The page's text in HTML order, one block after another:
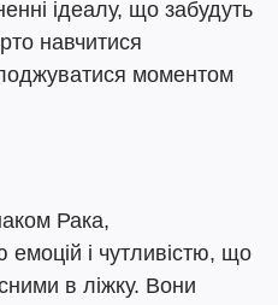
ідеалу, що забудуть
навчитися
моментом
Рака,
емоцій і чутливістю, що
в ліжку. Вони